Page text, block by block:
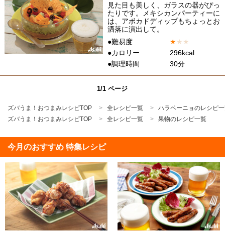
見た目も美しく、ガラスの器がぴっ
たりです。メキシカンパーティーに
は、アボカドディップもちょっとお
洒落に演出して。
●難易度
★★ ★
●カロリー
296kcal
●調理時間
30分
1/1 ページ
ズバうま！おつまみレシピTOP 全レシピ一覧
ハラペーニョのレシピ
ズバうま！おつまみレシピTOP
全レシピ一覧 果物のレシピ一覧
今月のおすすめ 特集レシピ